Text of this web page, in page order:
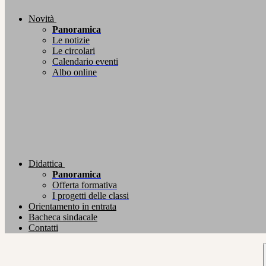
Novità
Panoramica
Le notizie
Le circolari
Calendario eventi
Albo online
Didattica
Panoramica
Offerta formativa
I progetti delle classi
Orientamento in entrata
Bacheca sindacale
Contatti